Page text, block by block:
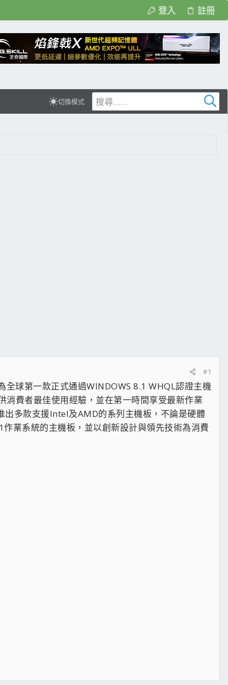
登入 註冊
切換模式
#1
球第一款正式通過WINDOWS 8.1 WHQL認證主機
費者最佳使用經驗，並在第一時間享受最新作業
多款支援Intel及AMD的系列主機板，不論是硬體
業系統的主機板，並以創新設計與領先技術為消費